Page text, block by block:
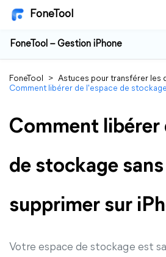
FoneTool
FoneTool – Gestion iPhone
FoneTool > Astuces pour transférer les
Comment libérer de l'espace de
Comment libérer
de stockage
supprimer sur
Votre espace de stockage est